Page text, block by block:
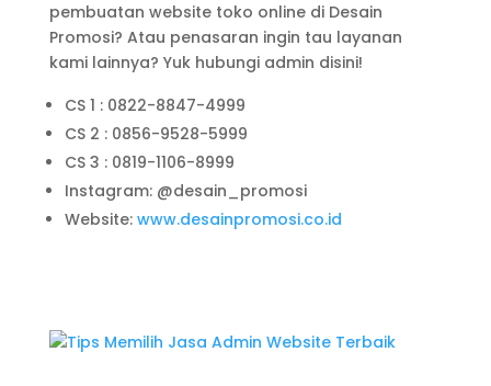
pembuatan website toko online di Desain
Promosi? Atau penasaran ingin tau layanan
kami lainnya? Yuk hubungi admin disini!
CS 1 : 0822-8847-4999
CS 2 : 0856-9528-5999
CS 3 : 0819-1106-8999
Instagram: @desain_promosi
Website: www.desainpromosi.co.id